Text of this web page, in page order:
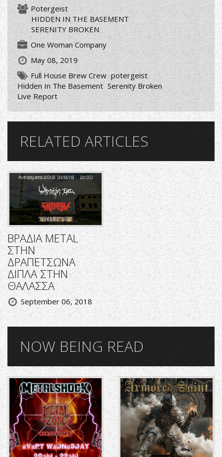
Potergeist
HIDDEN IN THE BASEMENT
SERENITY BROKEN
One Woman Company
May 08, 2019
Full House Brew Crew potergeist
Hidden In The Basement Serenity Broken
Live Report
RELATED ARTICLES
ΒΡΑΔΙΑ METAL
ΣΤΗΝ
ΔΡΑΠΕΤΣΩΝΑ
ΔΙΠΛΑ ΣΤΗΝ
ΘΑΛΑΣΣΑ
September 06, 2018
NOW BEING READ